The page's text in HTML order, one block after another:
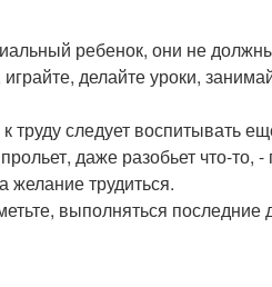
ребенок, они не
делайте уроки,
следует воспитывать
даже разобьет что-то, -
желание трудиться.
выполняться последние